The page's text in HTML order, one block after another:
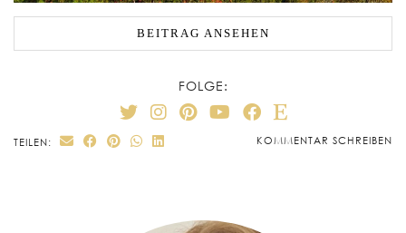
BEITRAG ANSEHEN
FOLGE:
TEILEN: KOMMENTAR SCHREIBEN